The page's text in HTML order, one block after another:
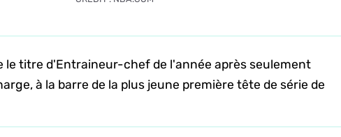
le titre d'Entraineur-chef de l'année après seulement
à la barre de la plus jeune première tête de série de